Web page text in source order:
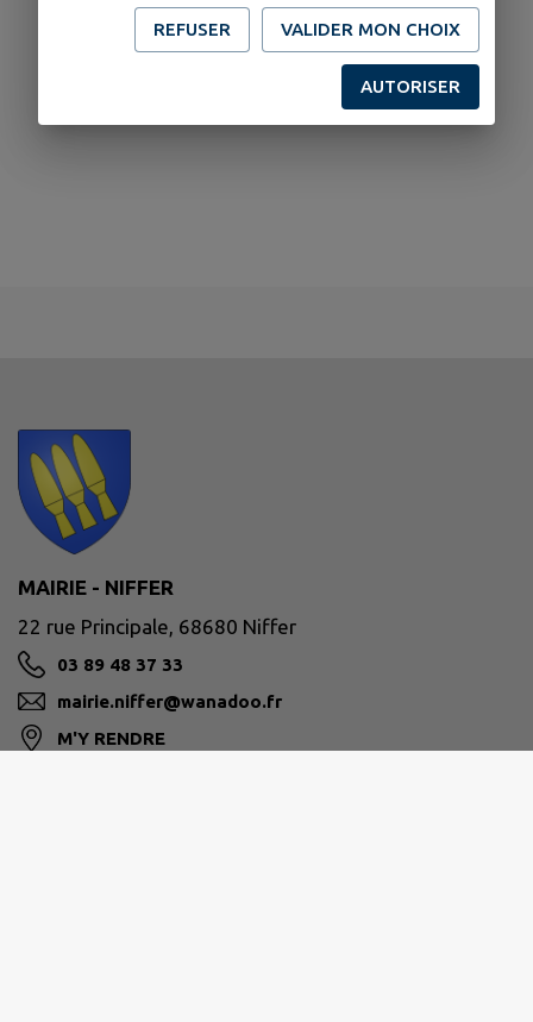
MAIRIE - NIFFER
22 rue Principale, 68680 Niffer
03 89 48 37 33
mairie.niffer@wanadoo.fr
M'Y RENDRE
REFUSER VALIDER MON CHOIX
AUTORISER